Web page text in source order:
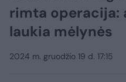
rimta operacija:
laukia mėlynės
2024 m. gruodžio 19 d. 17:15